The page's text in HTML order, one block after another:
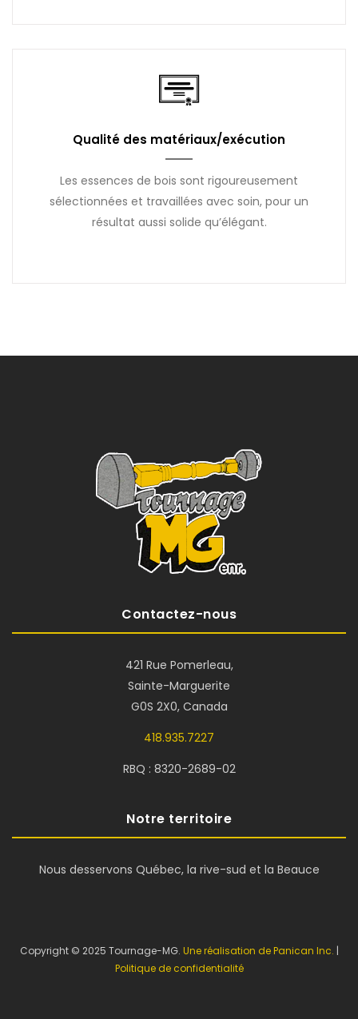
Qualité des matériaux/exécution
Les essences de bois sont rigoureusement
sélectionnées et travaillées avec soin, pour un
résultat aussi solide qu’élégant.
Contactez-nous
421 Rue Pomerleau,
Sainte-Marguerite
G0S 2X0, Canada
418.935.7227
RBQ : 8320-2689-02
Notre territoire
Nous desservons Québec, la rive-sud et la Beauce
Copyright © 2025 Tournage-MG. Une réalisation de Panican Inc. |
Politique de confidentialité